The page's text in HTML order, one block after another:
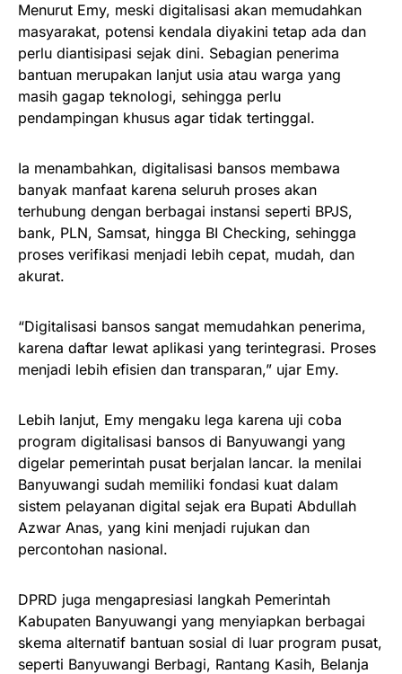
Menurut Emy, meski digitalisasi akan memudahkan
masyarakat, potensi kendala diyakini tetap ada dan
perlu diantisipasi sejak dini. Sebagian penerima
bantuan merupakan lanjut usia atau warga yang
masih gagap teknologi, sehingga perlu
pendampingan khusus agar tidak tertinggal.
Ia menambahkan, digitalisasi bansos membawa
banyak manfaat karena seluruh proses akan
terhubung dengan berbagai instansi seperti BPJS,
bank, PLN, Samsat, hingga BI Checking, sehingga
proses verifikasi menjadi lebih cepat, mudah, dan
akurat.
“Digitalisasi bansos sangat memudahkan penerima,
karena daftar lewat aplikasi yang terintegrasi. Proses
menjadi lebih efisien dan transparan,” ujar Emy.
Lebih lanjut, Emy mengaku lega karena uji coba
program digitalisasi bansos di Banyuwangi yang
digelar pemerintah pusat berjalan lancar. Ia menilai
Banyuwangi sudah memiliki fondasi kuat dalam
sistem pelayanan digital sejak era Bupati Abdullah
Azwar Anas, yang kini menjadi rujukan dan
percontohan nasional.
DPRD juga mengapresiasi langkah Pemerintah
Kabupaten Banyuwangi yang menyiapkan berbagai
skema alternatif bantuan sosial di luar program pusat,
seperti Banyuwangi Berbagi, Rantang Kasih, Belanja